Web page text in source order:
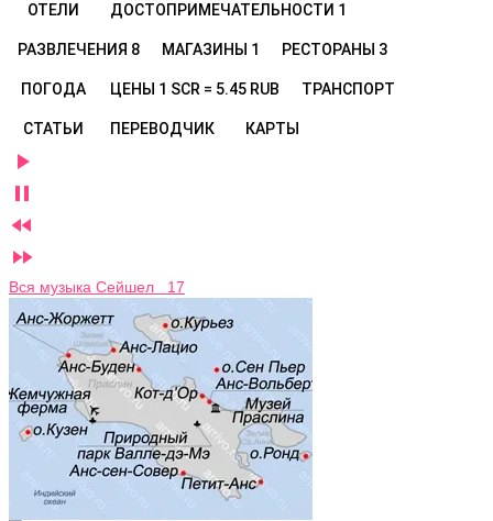
ОТЕЛИ ДОСТОПРИМЕЧАТЕЛЬНОСТИ 1
РАЗВЛЕЧЕНИЯ 8 МАГАЗИНЫ 1 РЕСТОРАНЫ 3
ПОГОДА ЦЕНЫ 1 SCR = 5.45 RUB ТРАНСПОРТ
СТАТЬИ ПЕРЕВОДЧИК КАРТЫ




Вся музыка Сейшел 17